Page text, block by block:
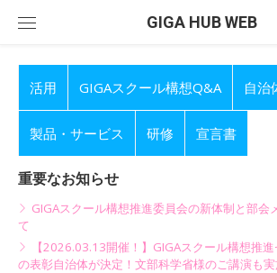
GIGA HUB WEB
活用 GIGAスクール構想Q&A 自治
製品・サービス 研修 宣言書
重要なお知らせ
GIGAスクール構想推進委員会の新体制と部会
て
【2026.03.13開催！】GIGAスクール構想推
の表彰自治体が決定！文部科学省様のご講演も実